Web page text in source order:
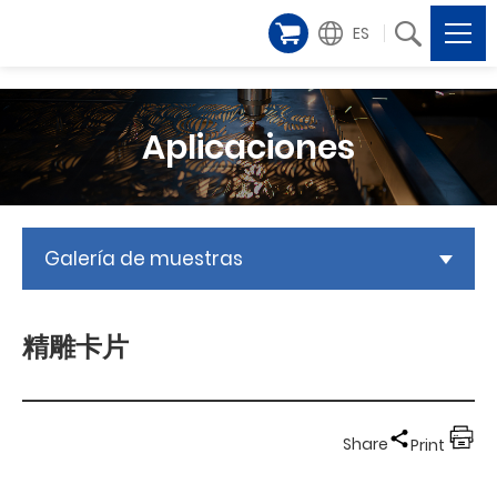
ES
Aplicaciones
Galería de muestras
精雕卡片
Share Print